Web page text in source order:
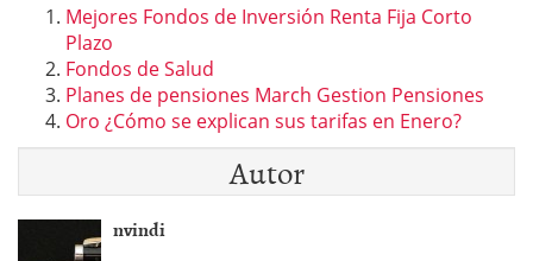
Mejores Fondos de Inversión Renta Fija Corto
Plazo
Fondos de Salud
Planes de pensiones March Gestion Pensiones
Oro ¿Cómo se explican sus tarifas en Enero?
Autor
nvindi